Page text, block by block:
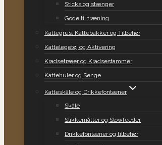
Sticks og stænger
Gode til træning
Kattegrus, Kattebakker og Tilbehør
Kattelegetøj og Aktivering
Kradsetræer og Kradsestammer
Kattehuler og Senge
Katteskåle og Drikkefontæner
Skåle
Slikkemåtter og Slowfeeder
Drikkefontæner og tilbehør